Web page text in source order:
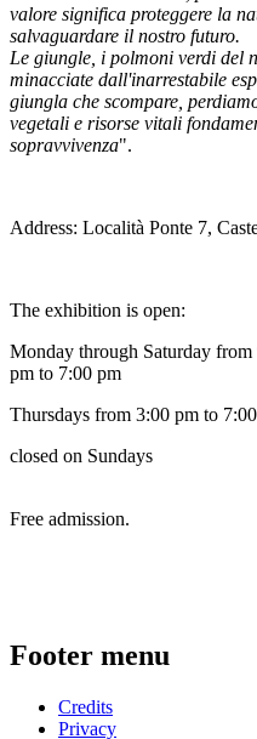
valore significa proteggere la
salvaguardare il nostro futuro.
Le giungle, i polmoni verdi del
minacciate dall'inarrestabile
giungla che scompare,
vegetali e risorse vitali
sopravvivenza".
Address: Località Ponte 7,
The exhibition is open:
Monday through Saturday
pm to 7:00 pm
Thursdays from 3:00 pm to
closed on Sundays
Free admission.
Footer menu
Credits
Privacy